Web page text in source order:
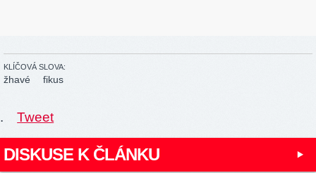
KLÍČOVÁ SLOVA:
žhavé fikus
. Tweet
DISKUSE K ČLÁNKU